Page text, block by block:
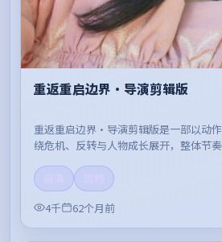
重返重启边界·导演剪辑版
重返重启边界·导演剪辑版是一部以动
绕危机、反转与人物成长展开，整体节
4千
62个月前